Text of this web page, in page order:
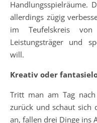
Handlungsspielräume.
allerdings zügig
im Teufelskreis von
Leistungsträger und
will.
Kreativ oder
Tritt man am Tag
zurück und schaut sich
an, fallen drei Dinge ins